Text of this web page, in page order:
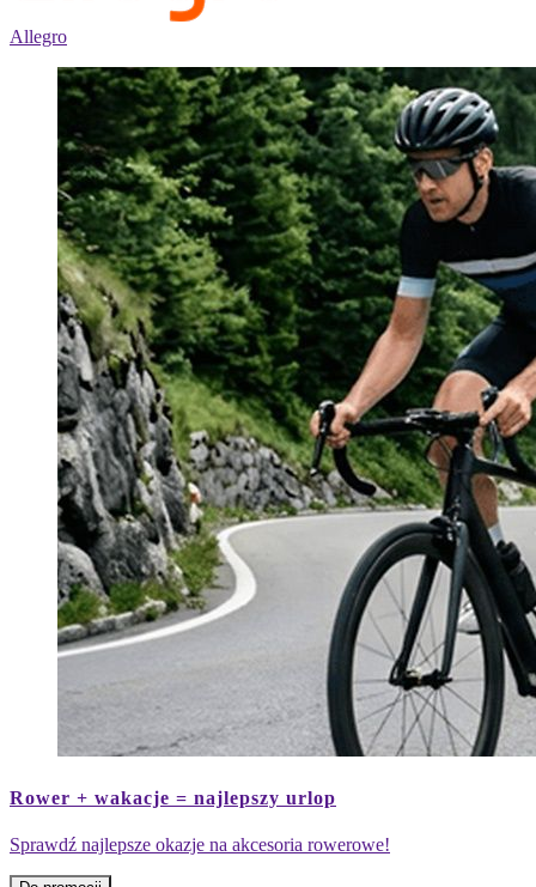
Allegro
na
rowerze
górskim
jedzie
wzdłuż
Rower + wakacje = najlepszy urlop
Sprawdź najlepsze okazje na akcesoria rowerowe!